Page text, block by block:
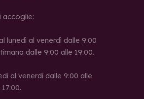
accoglie:
lunedì al venerdì dalle 9:00
dalle 9:00 alle 19:00.
al venerdì dalle 9:00 alle